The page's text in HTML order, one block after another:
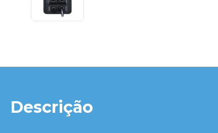
Descrição